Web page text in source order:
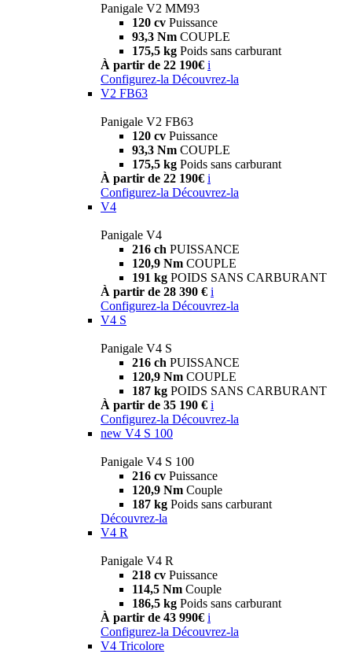
Panigale V2 MM93
120 cv Puissance
93,3 Nm COUPLE
175,5 kg Poids sans carburant
À partir de 22 190€ i
Configurez-la Découvrez-la
V2 FB63
Panigale V2 FB63
120 cv Puissance
93,3 Nm COUPLE
175,5 kg Poids sans carburant
À partir de 22 190€ i
Configurez-la Découvrez-la
V4
Panigale V4
216 ch PUISSANCE
120,9 Nm COUPLE
191 kg POIDS SANS CARBURANT
À partir de 28 390 € i
Configurez-la Découvrez-la
V4 S
Panigale V4 S
216 ch PUISSANCE
120,9 Nm COUPLE
187 kg POIDS SANS CARBURANT
À partir de 35 190 € i
Configurez-la Découvrez-la
new V4 S 100
Panigale V4 S 100
216 cv Puissance
120,9 Nm Couple
187 kg Poids sans carburant
Découvrez-la
V4 R
Panigale V4 R
218 cv Puissance
114,5 Nm Couple
186,5 kg Poids sans carburant
À partir de 43 990€ i
Configurez-la Découvrez-la
V4 Tricolore